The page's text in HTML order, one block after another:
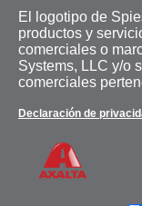
El logotipo de
productos y
comerciales o
Systems, LLC y/o
comerciales
Declaración de